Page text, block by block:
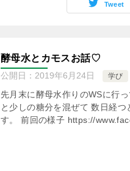
Tweet
酵母水とカモスお話♡
公開日： 2019年6月24日 学び
先月末に酵母水作りのWSに行
と少しの糖分を混ぜて 数日経
す。 前回の様子 https://